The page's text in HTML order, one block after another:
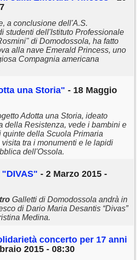
a conclusione dell'A.S.
studenti dell'Istituto Professionale
di Domodossola, ha fatto
alla nave Emerald Princess, uno
Compagnia americana
una Storia" - 18 Maggio
Adotta una Storia, ideato
della Resistenza, vede i bambini e
della Scuola Primaria
tra i monumenti e le lapidi
dell'Ossola.
- 2 Marzo 2015 -
Galletti di Domodossola andrà in
di Dario Maria Desantis “Divas”
Medina.
concerto per 17 anni
2015 - 08:30